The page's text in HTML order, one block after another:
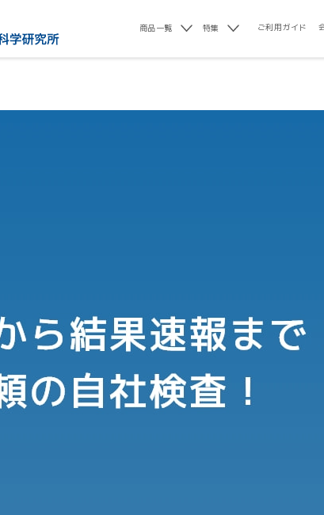
商品一覧 特集 ご利用ガイド